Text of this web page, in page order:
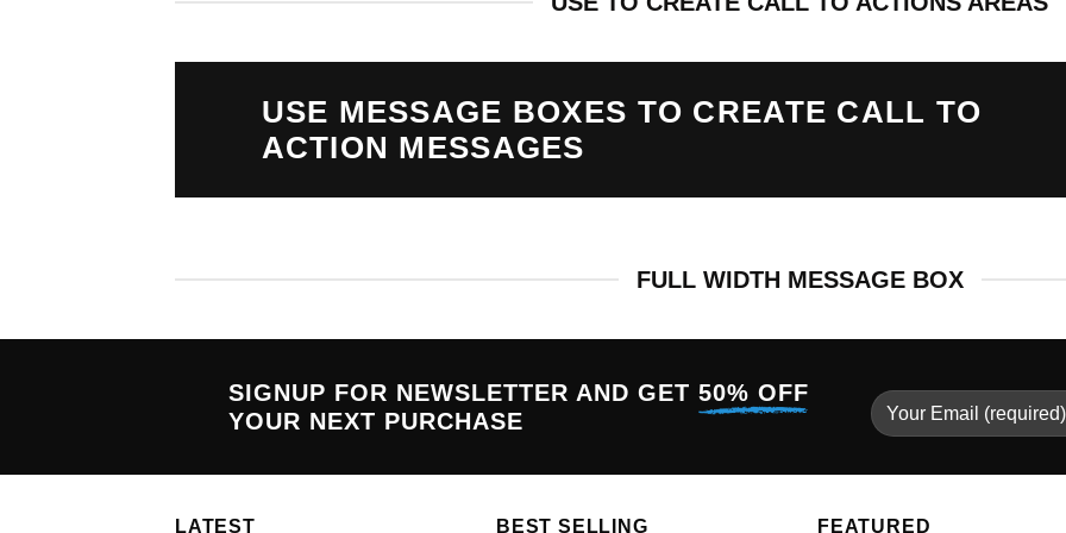
USE MESSAGE BOXES TO CREATE CALL TO
ACTION MESSAGES
FULL WIDTH MESSAGE BOX
SIGNUP FOR NEWSLETTER AND GET 50% OFF
YOUR NEXT PURCHASE
LATEST BEST SELLING FEATURED